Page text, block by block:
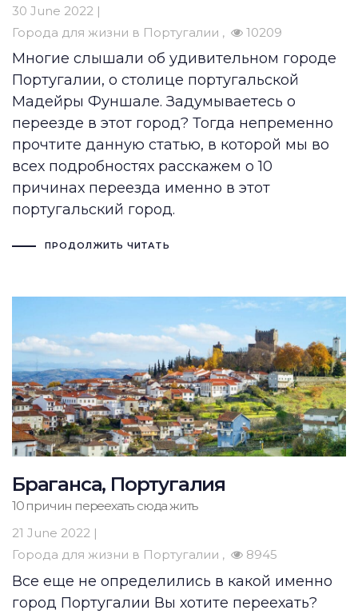
30 June 2022 |
Города для жизни в Португалии
10209
Многие слышали об удивительном городе
Португалии, о столице португальской
Мадейры Фуншале. Задумываетесь о
переезде в этот город? Тогда непременно
прочтите данную статью, в которой мы во
всех подробностях расскажем о 10
причинах переезда именно в этот
португальский город.
ПРОДОЛЖИТЬ ЧИТАТЬ
Браганса, Португалия
10 причин переехать сюда жить
21 June 2022 |
Города для жизни в Португалии
8945
Все еще не определились в какой именно
город Португалии Вы хотите переехать?